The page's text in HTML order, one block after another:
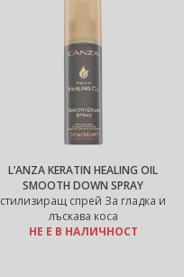
L’ANZA KERATIN HEALING OIL
SMOOTH DOWN SPRAY
стилизиращ спрей За гладка и
лъскава коса
НЕ Е В НАЛИЧНОСТ